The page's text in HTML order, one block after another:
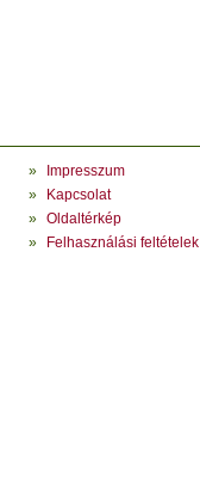
»
Impresszum
»
Kapcsolat
» Oldaltérkép
»
Felhasználási feltételek